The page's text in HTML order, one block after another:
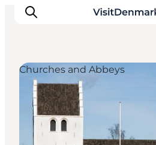
Inspirations
Destinations
Quoi faire
Churches and Abbeys